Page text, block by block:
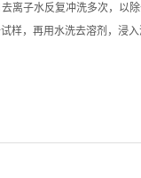
离子水反复冲洗多次，以
样，再用水洗去溶剂，浸入